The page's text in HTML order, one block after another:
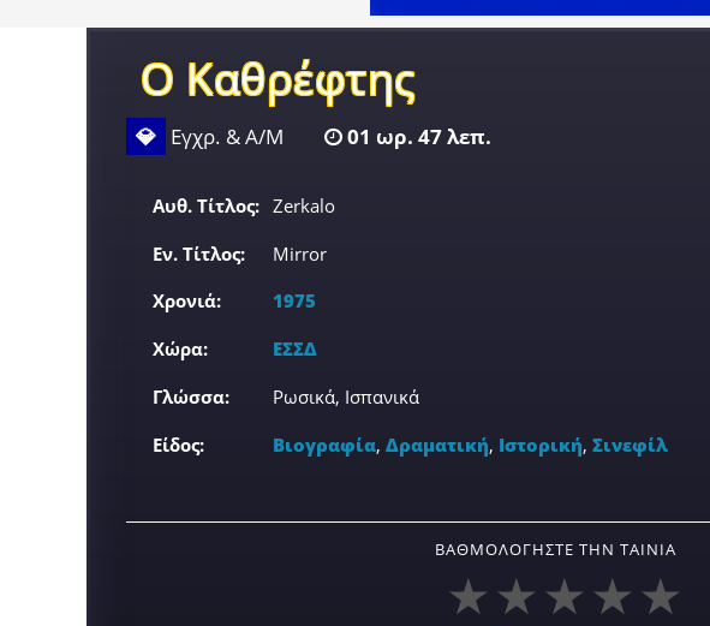
Ο Καθρέφτης
💎 Εγχρ. & Α/Μ 01 ωρ. 47 λεπ.
Αυθ. Τίτλος: Zerkalo
Εν. Τίτλος:
Mirror
Χρονιά:
1975
Χώρα:
ΕΣΣΔ
Γλώσσα:
Ρωσικά, Ισπανικά
Είδος:
Βιογραφία,Δραματική, Ιστορική,Σινεφίλ
ΒΑΘΜΟΛΟΓΉΣΤΕ ΤΗΝ ΤΑΙΝΊΑ